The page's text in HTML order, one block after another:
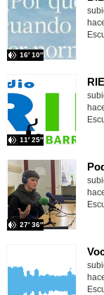
16′ 10″
11′ 25″
27′ 36″